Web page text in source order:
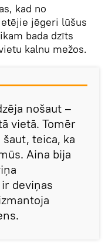
kad no
jēgeri lūšus
bada dzīts
kalnu mežos.
nošaut –
vietā. Tomēr
teica, ka
Aina bija
deviņas